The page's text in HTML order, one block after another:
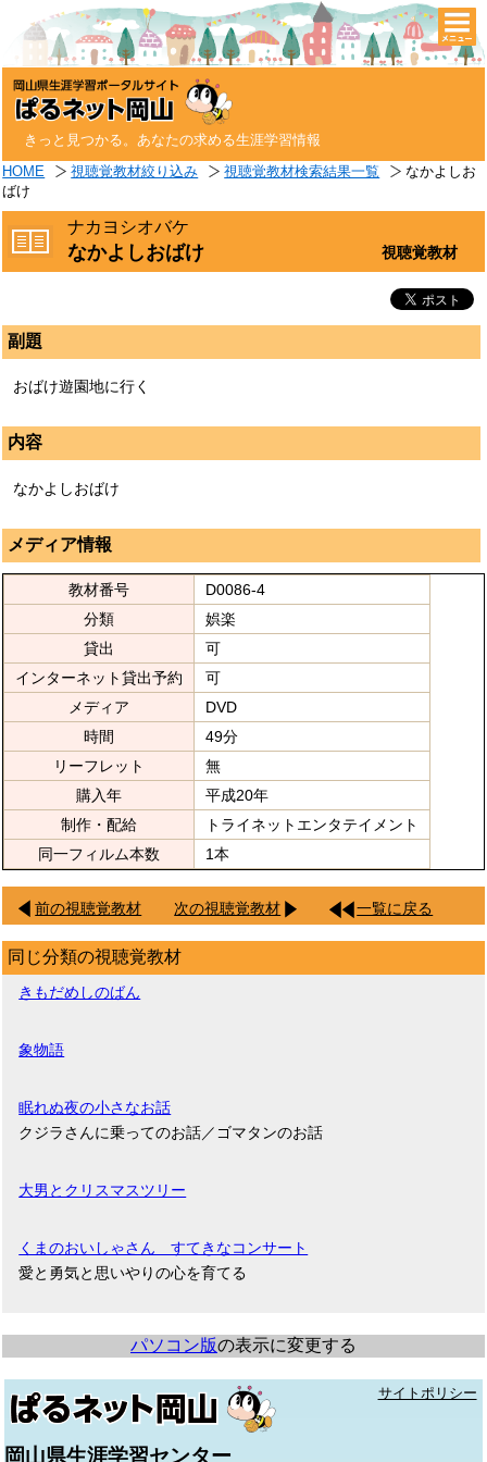
きっと見つかる。あなたの求める生涯学習情報
HOME 視聴覚教材絞り込み 視聴覚教材検索結果一覧
なかよしお
ばけ
ナカヨシオバケ
なかよしおばけ 視聴覚教材
副題
おばけ遊園地に行く
内容
なかよしおばけ
メディア情報
教材番号
D0086-4
分類
娯楽
貸出
可
インターネット貸出予約
可
メディア
DVD
時間
49分
リーフレット
無
購入年
平成20年
制作・配給
トライネットエンタテイメント
同一フィルム本数
1本
前の視聴覚教材 次の視聴覚教材 一覧に戻る
同じ分類の視聴覚教材
きもだめしのばん
象物語
眠れぬ夜の小さなお話
クジラさんに乗ってのお話／ゴマタンのお話
大男とクリスマスツリー
くまのおいしゃさん すてきなコンサート
愛と勇気と思いやりの心を育てる
パソコン版の表示に変更する
サイトポリシー
岡山県生涯学習センター